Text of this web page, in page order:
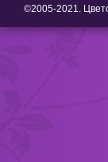
©2005-2021.